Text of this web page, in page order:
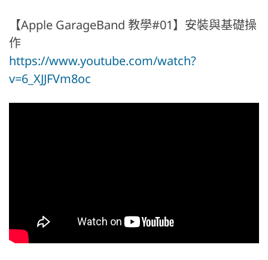
【Apple GarageBand 教學#01】安裝與基礎操
作
https://www.youtube.com/watch?
v=6_XJJFVm8oc